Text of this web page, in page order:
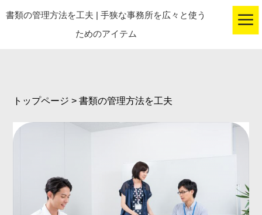
書類の管理方法を工夫 | 手狭な事務所を広々と使う
ためのアイテム
トップページ > 書類の管理方法を工夫